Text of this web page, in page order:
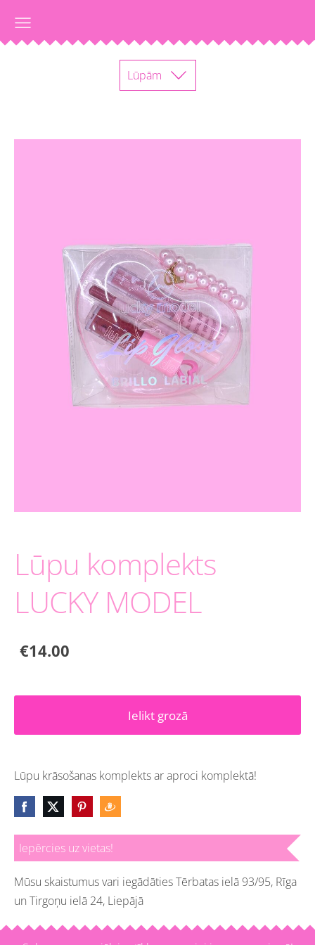
Lūpām
Iepērcies uz vietas!
Mūsu skaistumus vari iegādāties Tērbatas ielā 93/95, Rīga
un Tirgoņu ielā 24, Liepājā
Lūpu komplekts
LUCKY MODEL
€14.00
Ielikt grozā
Lūpu krāsošanas komplekts ar aproci komplektā!